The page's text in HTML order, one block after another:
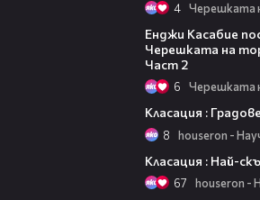
4
Енджи Касабие
Черешката на
Част 2
6
Класация :
8
Класация : Най-
67